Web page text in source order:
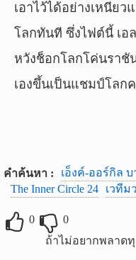
เอาไว้ได้อย่างเหนีย
โลกทันที ซึ่งไฟต์นี้ เอ
หวังช็อกโลกโค่นราชั
เองขึ้นเป็นแชมป์โลก
คำค้นหา : เอ็งค์-ออร์กิล
The Inner Circle 24
เวทีม
0
0
ถ้าไม่อยากพลาด